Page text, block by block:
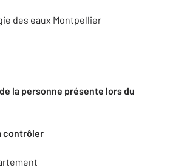
des eaux Montpellier
la personne présente lors du
contrôler